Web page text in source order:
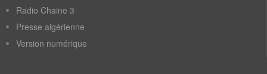
Radio Chaine 3
Presse algérienne
Version numérique